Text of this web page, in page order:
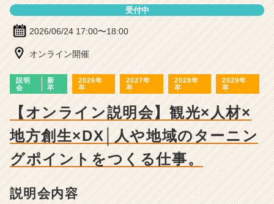
会
詳
細
チ
ャ
ー・
成
長
企
業
受付中
2026/06/24 17:00〜18:00
オンライン開催
説明
会
新
卒
2026年
卒
2027年
卒
2028年
卒
2029年
卒
【オンライン説明会】観光×人材×
地方創生×DX│人や地域のターニン
グポイントをつくる仕事。
説明会内容